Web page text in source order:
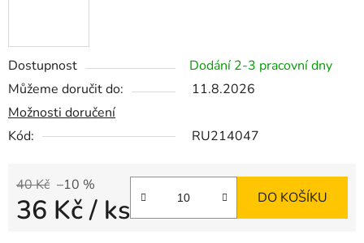
Dostupnost
Dodání 2-3 pracovní dny
Můžeme doručit do:
11.8.2026
Možnosti doručení
Kód:
RU214047
40 Kč –10 %
36 Kč/ ks DO KOŠÍKU